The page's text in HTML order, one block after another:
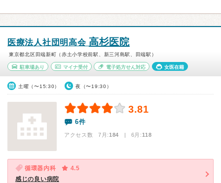
医療法人社団明高会 高杉医院
東京都北区田端新町（赤土小学校前駅、新三河島駅、田端駅）
駐車場あり マイナ受付 電子処方せん対応 女医在籍
土曜（〜15:30） 夜（〜19:30）
3.81
6件
アクセス数 7月:184 | 6月:118
循環器内科
4.5
感じの良い病院